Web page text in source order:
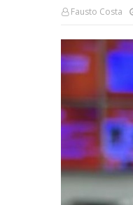
Fausto Costa